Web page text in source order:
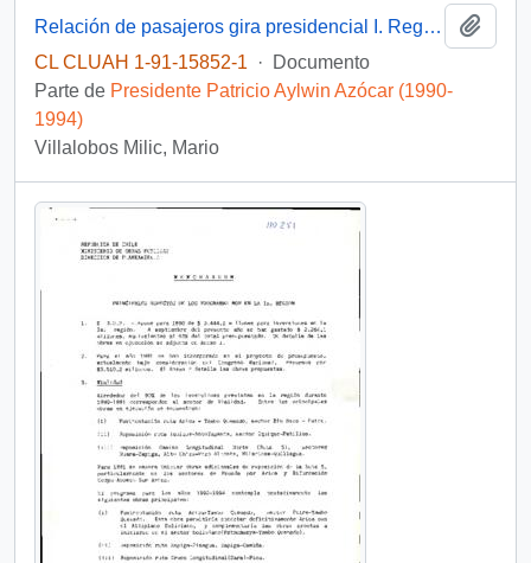
Relación de pasajeros gira presidencial I. Región tramo Arica-Santiago
CL CLUAH 1-91-15852-1
·
Documento
Parte de Presidente Patricio Aylwin Azócar (1990-
1994)
Villalobos Milic, Mario